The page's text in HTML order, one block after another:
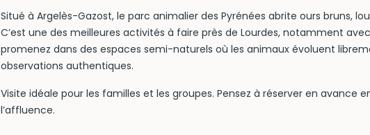
Situé à Argelès-Gazost, le parc animalier des Pyrénées abrite ours bruns,
C’est une des meilleures activités à faire près de Lourdes, notamment
promenez dans des espaces semi-naturels où les animaux évoluent
observations authentiques.
Visite idéale pour les familles et les groupes. Pensez à réserver en avance
l’affluence.